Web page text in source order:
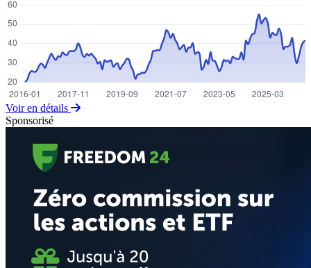
Voir en détails
Sponsorisé